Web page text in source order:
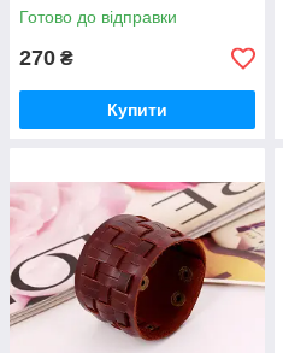
Готово до відправки
270 ₴
Купити